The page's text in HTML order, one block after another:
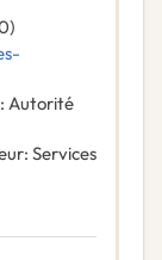
: Autorité
: Services